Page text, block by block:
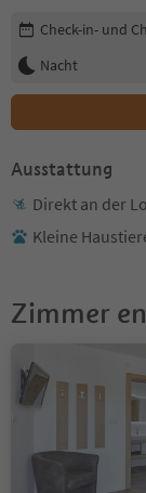
Buchungsdetails
Check-in- und
Nacht
Ausstattung
Direkt an der
Kleine
Zimmer